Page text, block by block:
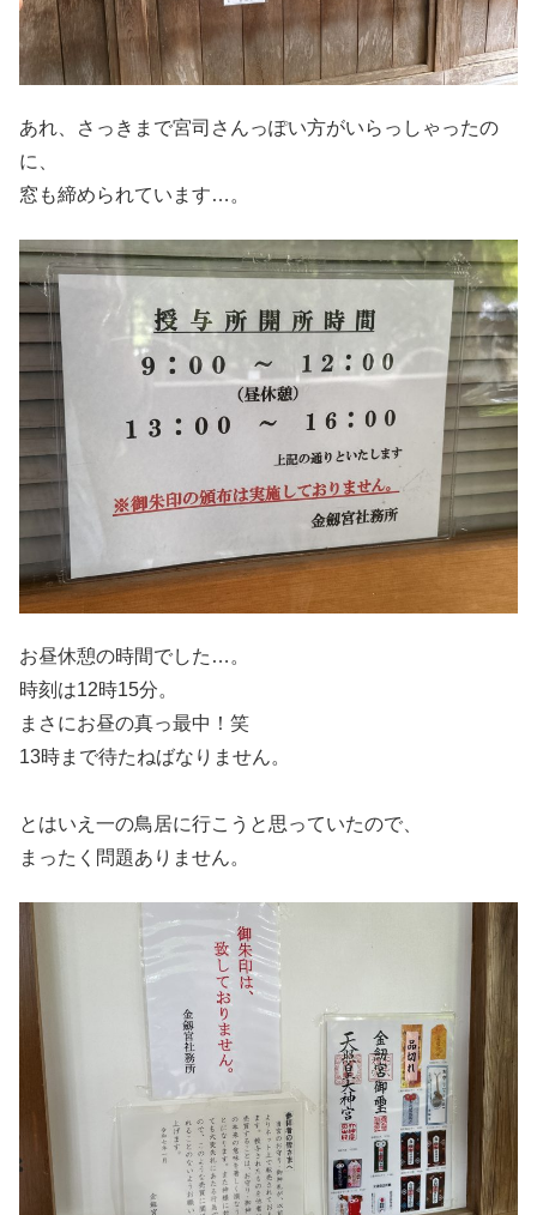
あれ、さっきまで宮司さんっぽい方がいらっしゃったの
に、
窓も締められています…。
お昼休憩の時間でした…。
時刻は12時15分。
まさにお昼の真っ最中！笑
13時まで待たねばなりません。
とはいえ一の鳥居に行こうと思っていたので、
まったく問題ありません。